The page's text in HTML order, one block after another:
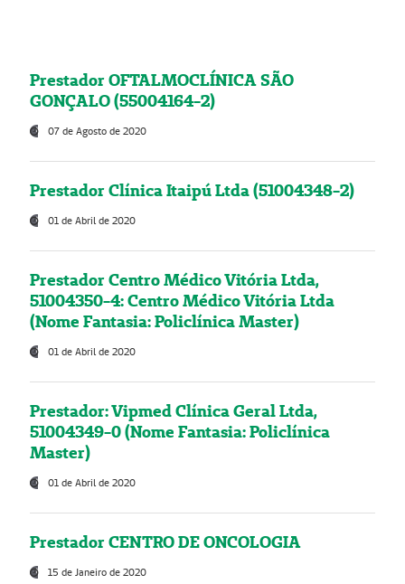
Prestador OFTALMOCLÍNICA SÃO
GONÇALO (55004164-2)
07 de Agosto de 2020
Prestador Clínica Itaipú Ltda (51004348-2)
01 de Abril de 2020
Prestador Centro Médico Vitória Ltda,
51004350-4: Centro Médico Vitória Ltda
(Nome Fantasia: Policlínica Master)
01 de Abril de 2020
Prestador: Vipmed Clínica Geral Ltda,
51004349-0 (Nome Fantasia: Policlínica
Master)
01 de Abril de 2020
Prestador CENTRO DE ONCOLOGIA
15 de Janeiro de 2020